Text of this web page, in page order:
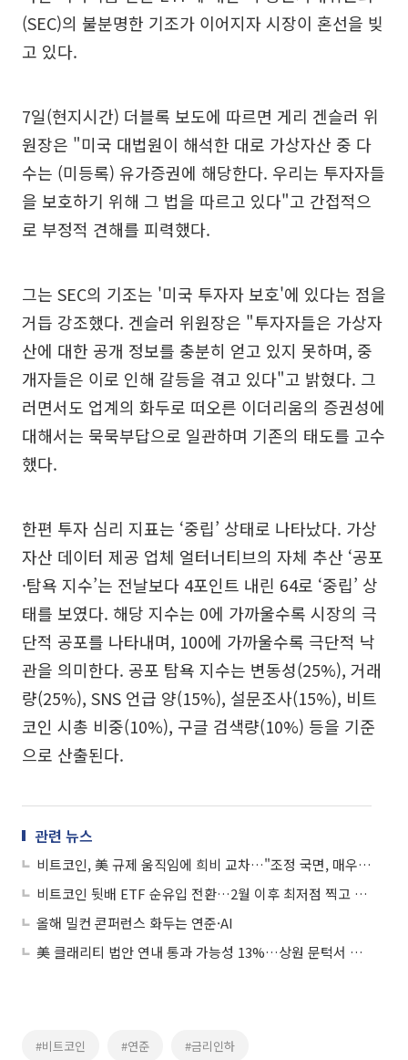
(SEC)의 불분명한 기조가 이어지자 시장이 혼선을 빚
고 있다.
7일(현지시간) 더블록 보도에 따르면 게리 겐슬러 위
원장은 "미국 대법원이 해석한 대로 가상자산 중 다
수는 (미등록) 유가증권에 해당한다. 우리는 투자자들
을 보호하기 위해 그 법을 따르고 있다"고 간접적으
로 부정적 견해를 피력했다.
그는 SEC의 기조는 '미국 투자자 보호'에 있다는 점을
거듭 강조했다. 겐슬러 위원장은 "투자자들은 가상자
산에 대한 공개 정보를 충분히 얻고 있지 못하며, 중
개자들은 이로 인해 갈등을 겪고 있다"고 밝혔다. 그
러면서도 업계의 화두로 떠오른 이더리움의 증권성에
대해서는 묵묵부답으로 일관하며 기존의 태도를 고수
했다.
한편 투자 심리 지표는 ‘중립’ 상태로 나타났다. 가상
자산 데이터 제공 업체 얼터너티브의 자체 추산 ‘공포
·탐욕 지수’는 전날보다 4포인트 내린 64로 ‘중립’ 상
태를 보였다. 해당 지수는 0에 가까울수록 시장의 극
단적 공포를 나타내며, 100에 가까울수록 극단적 낙
관을 의미한다. 공포 탐욕 지수는 변동성(25%), 거래
량(25%), SNS 언급 양(15%), 설문조사(15%), 비트
코인 시총 비중(10%), 구글 검색량(10%) 등을 기준
으로 산출된다.
관련 뉴스
비트코인, 美 규제 움직임에 희비 교차…"조정 국면, 매우 건강한 신호"
비트코인 뒷배 ETF 순유입 전환…2월 이후 최저점 찍고 회복세
올해 밀컨 콘퍼런스 화두는 연준·AI
美 클래리티 법안 연내 통과 가능성 13%…상원 문턱서 제동
#비트코인 #연준 #금리인하